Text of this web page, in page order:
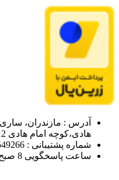
آدرس : مازندران،
هادی،کوچه امام هادی 12- وب سایت هوش فعال
شماره پشتیبانی : 09364549266
ساعت پاسخگویی 8 صبح تا ساعت 21